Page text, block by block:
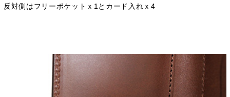
反対側はフリーポケットｘ1とカード入れｘ4